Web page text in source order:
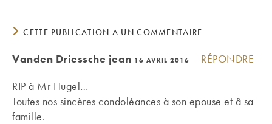
CETTE PUBLICATION A UN COMMENTAIRE
Vanden Driessche jean 16 AVRIL 2016
RÉPONDRE
RIP à Mr Hugel…
Toutes nos sincères condoléances à son epouse et â sa
famille.